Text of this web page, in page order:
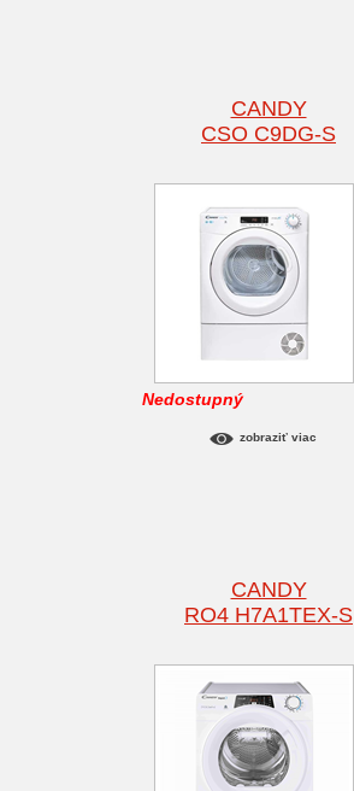
CANDY
CSO C9DG-S
Nedostupný
zobraziť viac
CANDY
RO4 H7A1TEX-S